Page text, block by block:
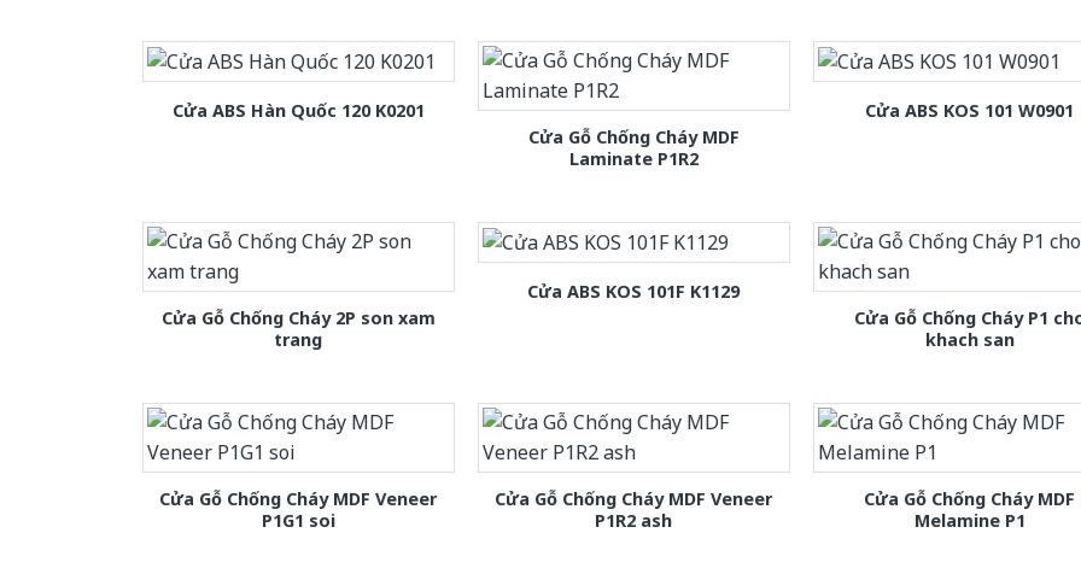
Cửa ABS Hàn Quốc 120 K0201
Cửa Gỗ Chống Cháy MDF
Laminate P1R2
Cửa ABS KOS 101 W0901
Cửa Gỗ Chống Cháy 2P son xam
trang
Cửa ABS KOS 101F K1129
Cửa Gỗ Chống Cháy P1
khach san
Cửa Gỗ Chống Cháy MDF Veneer
P1G1 soi
Cửa Gỗ Chống Cháy MDF Veneer
P1R2 ash
Cửa Gỗ Chống Cháy MDF
Melamine P1